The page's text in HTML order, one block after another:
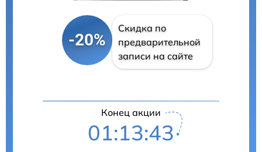
-20%
Скидка по
предварительной
записи на сайте
Конец акции
01:13:42